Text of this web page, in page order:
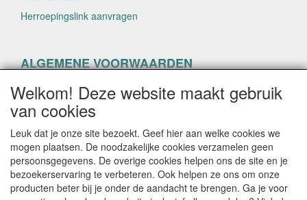
Herroepingslink aanvragen
ALGEMENE VOORWAARDEN
Herroepingslink aanvragen
CONTACTGEGEVENS
helenacosmetica.nl
Welkom! Deze website maakt gebruik
van cookies
Leuk dat je onze site bezoekt. Geef hier aan welke cookies we
mogen plaatsen. De noodzakelijke cookies verzamelen geen
persoonsgegevens. De overige cookies helpen ons de site en je
bezoekerservaring te verbeteren. Ook helpen ze ons om onze
producten beter bij je onder de aandacht te brengen. Ga je voor